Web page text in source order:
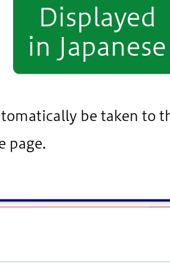
Displayed
in Japanese
be taken to
page.